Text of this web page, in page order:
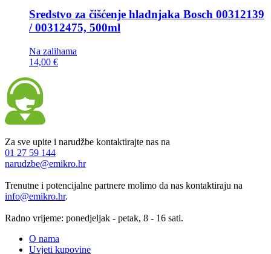
Sredstvo za čišćenje hladnjaka Bosch 00312139
/ 00312475, 500ml
Na zalihama
14,00 €
Za sve upite i narudžbe kontaktirajte nas na
01 27 59 144
narudzbe@emikro.hr
Trenutne i potencijalne partnere molimo da nas kontaktiraju na
info@emikro.hr.
Radno vrijeme: ponedjeljak - petak, 8 - 16 sati.
O nama
Uvjeti kupovine